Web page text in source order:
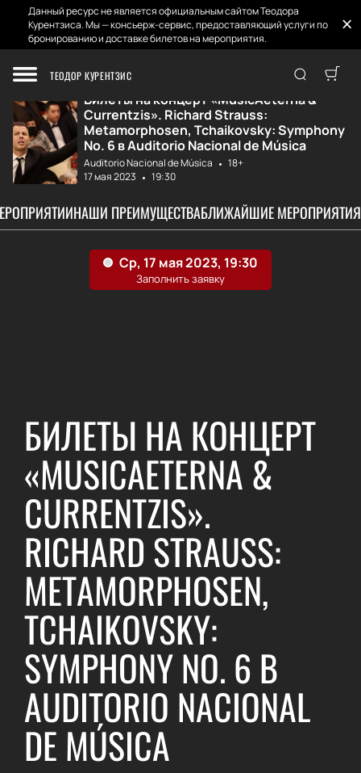
Данный ресурс не является официальным сайтом Теодора
Курентзиса. Мы — консьерж-сервис, предоставляющий услуги по
бронированию и доставке билетов на мероприятия.
ТЕОДОР КУРЕНТЗИС
Главная Афиша и Билеты
Билеты на концерт «MusicAeterna &
Currentzis». Richard Strauss:
Metamorphosen, Tchaikovsky: Symphony
No. 6 в Auditorio Nacional de Música
Auditorio Nacional de Música
18+
17 мая 2023
19:30
НАШИ ПРЕИМУЩЕСТВАБЛИЖАЙШИЕ МЕРОПРИЯТИЯ
БИЛЕТЫ НА КОНЦЕРТ
«MUSICAETERNA &
CURRENTZIS».
RICHARD STRAUSS:
METAMORPHOSEN,
TCHAIKOVSKY:
SYMPHONY NO. 6 В
AUDITORIO NACIONAL
DE MÚSICA